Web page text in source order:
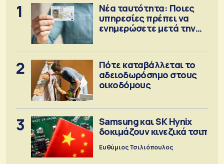
1
Νέα ταυτότητα: Ποιες
υπηρεσίες πρέπει να
ενημερώσετε μετά την
2
Πότε καταβάλλεται το
αδειοδωρόσημο στους
οικοδόμους
3
Samsung και SK Hynix
δοκιμάζουν κινεζικά τσιπ
Ευθύμιος Τσιλιόπουλος